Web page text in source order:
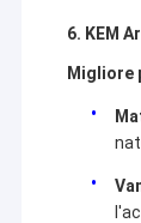
6. KEM
Migliore